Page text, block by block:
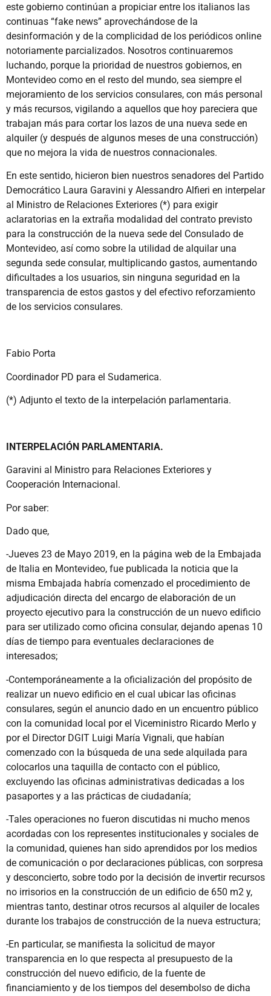
este gobierno continúan a propiciar entre los italianos las
continuas “fake news” aprovechándose de la
desinformación y de la complicidad de los periódicos online
notoriamente parcializados. Nosotros continuaremos
luchando, porque la prioridad de nuestros gobiernos, en
Montevideo como en el resto del mundo, sea siempre el
mejoramiento de los servicios consulares, con más personal
y más recursos, vigilando a aquellos que hoy pareciera que
trabajan más para cortar los lazos de una nueva sede en
alquiler (y después de algunos meses de una construcción)
que no mejora la vida de nuestros connacionales.
En este sentido, hicieron bien nuestros senadores del Partido
Democrático Laura Garavini y Alessandro Alfieri en interpelar
al Ministro de Relaciones Exteriores (*) para exigir
aclaratorias en la extraña modalidad del contrato previsto
para la construcción de la nueva sede del Consulado de
Montevideo, así como sobre la utilidad de alquilar una
segunda sede consular, multiplicando gastos, aumentando
dificultades a los usuarios, sin ninguna seguridad en la
transparencia de estos gastos y del efectivo reforzamiento
de los servicios consulares.
Fabio Porta
Coordinador PD para el Sudamerica.
(*) Adjunto el texto de la interpelación parlamentaria.
INTERPELACIÓN PARLAMENTARIA.
Garavini al Ministro para Relaciones Exteriores y
Cooperación Internacional.
Por saber:
Dado que,
-Jueves 23 de Mayo 2019, en la página web de la Embajada
de Italia en Montevideo, fue publicada la noticia que la
misma Embajada habría comenzado el procedimiento de
adjudicación directa del encargo de elaboración de un
proyecto ejecutivo para la construcción de un nuevo edificio
para ser utilizado como oficina consular, dejando apenas 10
días de tiempo para eventuales declaraciones de
interesados;
-Contemporáneamente a la oficialización del propósito de
realizar un nuevo edificio en el cual ubicar las oficinas
consulares, según el anuncio dado en un encuentro público
con la comunidad local por el Viceministro Ricardo Merlo y
por el Director DGIT Luigi María Vignali, que habían
comenzado con la búsqueda de una sede alquilada para
colocarlos una taquilla de contacto con el público,
excluyendo las oficinas administrativas dedicadas a los
pasaportes y a las prácticas de ciudadanía;
-Tales operaciones no fueron discutidas ni mucho menos
acordadas con los representes institucionales y sociales de
la comunidad, quienes han sido aprendidos por los medios
de comunicación o por declaraciones públicas, con sorpresa
y desconcierto, sobre todo por la decisión de invertir recursos
no irrisorios en la construcción de un edificio de 650 m2 y,
mientras tanto, destinar otros recursos al alquiler de locales
durante los trabajos de construcción de la nueva estructura;
-En particular, se manifiesta la solicitud de mayor
transparencia en lo que respecta al presupuesto de la
construcción del nuevo edificio, de la fuente de
financiamiento y de los tiempos del desembolso de dicha